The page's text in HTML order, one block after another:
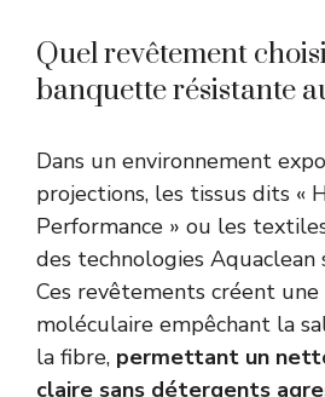
Quel revêtement
banquette résistante
Dans un environnement
projections, les tissus dits «
Performance » ou les
des technologies
Ces revêtements créent
moléculaire empêchant la
la fibre, permettant un
claire sans détergents